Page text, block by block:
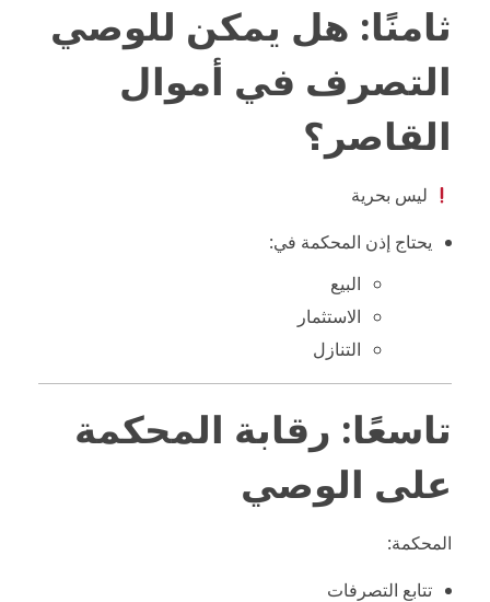
ثامنًا: هل يمكن للوصي
التصرف في أموال
القاصر؟
ليس بحرية
يحتاج إذن المحكمة في:
البيع
الاستثمار
التنازل
تاسعًا: رقابة المحكمة
على الوصي
المحكمة:
تتابع التصرفات